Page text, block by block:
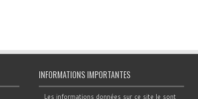
INFORMATIONS IMPORTANTES
Les informations données sur ce site le sont